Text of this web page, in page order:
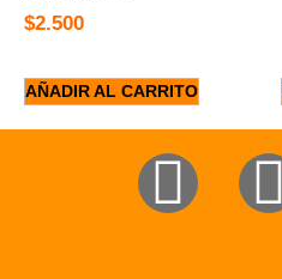
$2.500
AÑADIR AL CARRITO